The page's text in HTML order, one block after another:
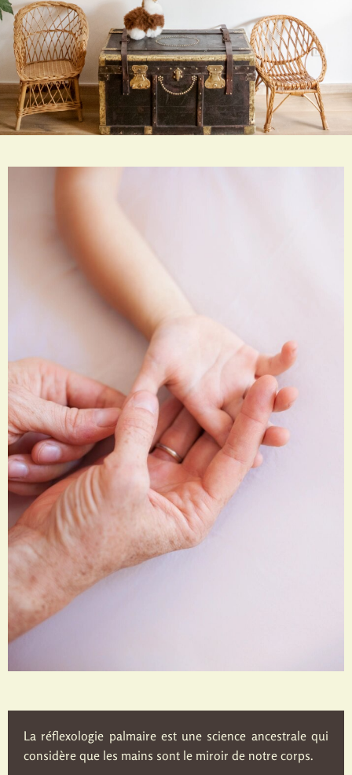
La réflexologie palmaire est une science ancestrale qui
considère que les mains sont le miroir de notre corps.